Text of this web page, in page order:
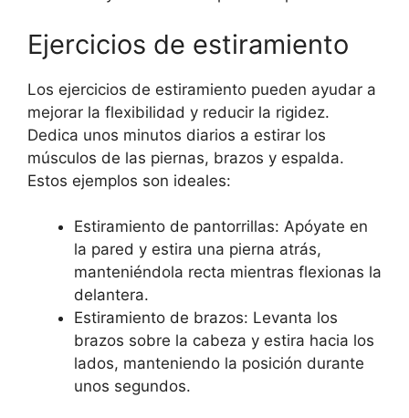
Ejercicios de estiramiento
Los ejercicios de estiramiento pueden ayudar a
mejorar la flexibilidad y reducir la rigidez.
Dedica unos minutos diarios a estirar los
músculos de las piernas, brazos y espalda.
Estos ejemplos son ideales:
Estiramiento de pantorrillas: Apóyate en
la pared y estira una pierna atrás,
manteniéndola recta mientras flexionas la
delantera.
Estiramiento de brazos: Levanta los
brazos sobre la cabeza y estira hacia los
lados, manteniendo la posición durante
unos segundos.